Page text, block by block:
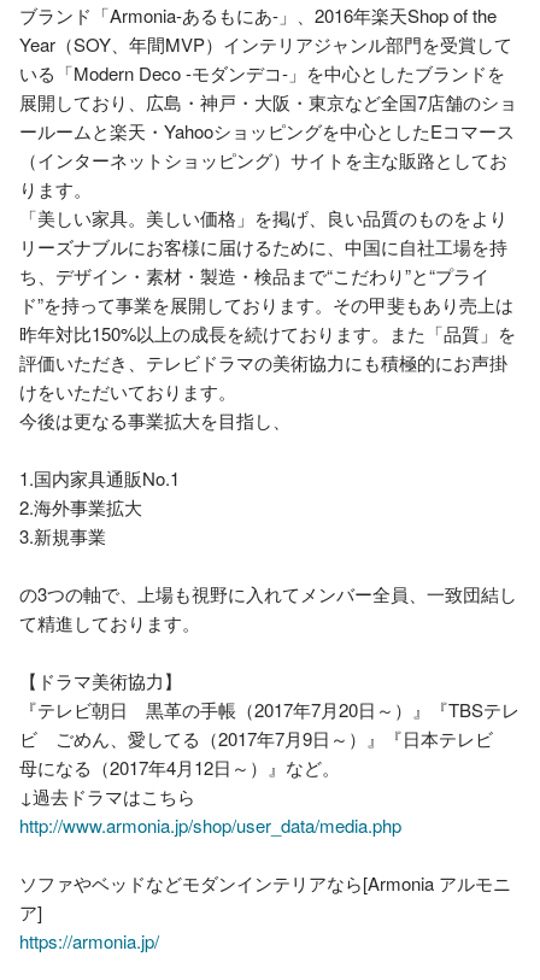
ブランド「Armonia-あるもにあ-」、2016年楽天Shop of the
Year（SOY、年間MVP）インテリアジャンル部門を受賞して
いる「Modern Deco -モダンデコ-」を中心としたブランドを
展開しており、広島・神戸・大阪・東京など全国7店舗のショ
ールームと楽天・Yahooショッピングを中心としたEコマース
（インターネットショッピング）サイトを主な販路としてお
ります。
「美しい家具。美しい価格」を掲げ、良い品質のものをより
リーズナブルにお客様に届けるために、中国に自社工場を持
ち、デザイン・素材・製造・検品まで“こだわり”と“プライ
ド”を持って事業を展開しております。その甲斐もあり売上は
昨年対比150%以上の成長を続けております。また「品質」を
評価いただき、テレビドラマの美術協力にも積極的にお声掛
けをいただいております。
今後は更なる事業拡大を目指し、
1.国内家具通販No.1
2.海外事業拡大
3.新規事業
の3つの軸で、上場も視野に入れてメンバー全員、一致団結し
て精進しております。
【ドラマ美術協力】
『テレビ朝日　黒革の手帳（2017年7月20日～）』『TBSテレ
ビ　ごめん、愛してる（2017年7月9日～）』『日本テレビ
母になる（2017年4月12日～）』など。
http://www.armonia.jp/shop/user_data/media.php
ソファやベッドなどモダンインテリアなら[Armonia アルモニ
https://armonia.jp/